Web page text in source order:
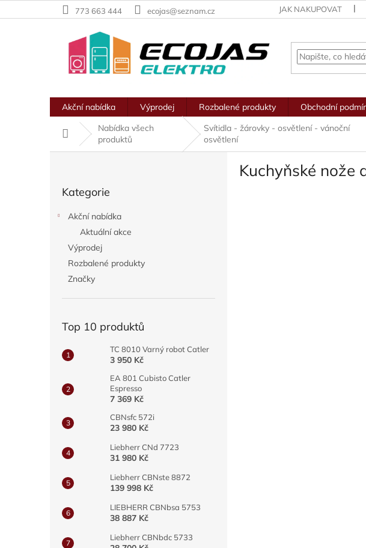
na
773 663 444 ecojas@seznam.cz JAK NAKUPOVAT
Akční nabídka Výprodej Rozbalené produkty Obchodní
Domů
Nabídka všech
produktů
Svítidla - žárovky - osvětlení - vánoční
osvětlení
kategorie
Kategorie
Akční nabídka
Aktuální akce
Výprodej
Rozbalené produkty
Značky
Top 10 produktů
TC 8010 Varný robot Catler
3 950 Kč
EA 801 Cubisto Catler
Espresso
7 369 Kč
CBNsfc 572i
23 980 Kč
Liebherr CNd 7723
31 980 Kč
Liebherr CBNste 8872
139 998 Kč
LIEBHERR CBNbsa 5753
38 887 Kč
Liebherr CBNbdc 5733
Kuchyňské nože